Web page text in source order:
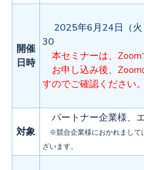
開催
日時
2025年6月24日（
30
本セミナーは、Zoom
お申し込み後、Zoom
すのでご確認ください。
対象
パートナー企業様、
※競合企業様におかれまして
ざいます。